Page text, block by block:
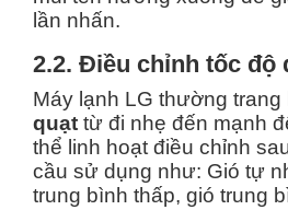
lần nhấn.
2.2. Điều chỉnh tốc độ
Máy lạnh LG thường trang
quạt từ đi nhẹ đến mạnh
thể linh hoạt điều chỉnh
cầu sử dụng như: Gió tự
trung bình thấp, gió trung